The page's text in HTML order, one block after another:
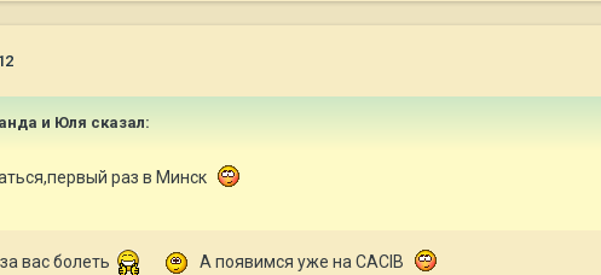
и Юля сказал:
раз в Минск
вас болеть А появимся уже на CACIB